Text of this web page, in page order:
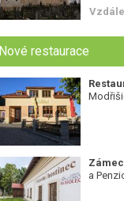
Nové restaurace
a